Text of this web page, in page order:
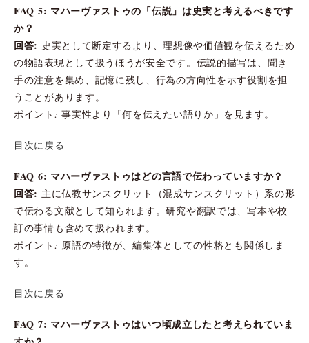
FAQ 5: マハーヴァストゥの「伝説」は史実と考えるべきです
か？
回答: 史実として断定するより、理想像や価値観を伝えるため
の物語表現として扱うほうが安全です。伝説的描写は、聞き
手の注意を集め、記憶に残し、行為の方向性を示す役割を担
うことがあります。
ポイント: 事実性より「何を伝えたい語りか」を見ます。
目次に戻る
FAQ 6: マハーヴァストゥはどの言語で伝わっていますか？
回答: 主に仏教サンスクリット（混成サンスクリット）系の形
で伝わる文献として知られます。研究や翻訳では、写本や校
訂の事情も含めて扱われます。
ポイント: 原語の特徴が、編集体としての性格とも関係しま
す。
目次に戻る
FAQ 7: マハーヴァストゥはいつ頃成立したと考えられていま